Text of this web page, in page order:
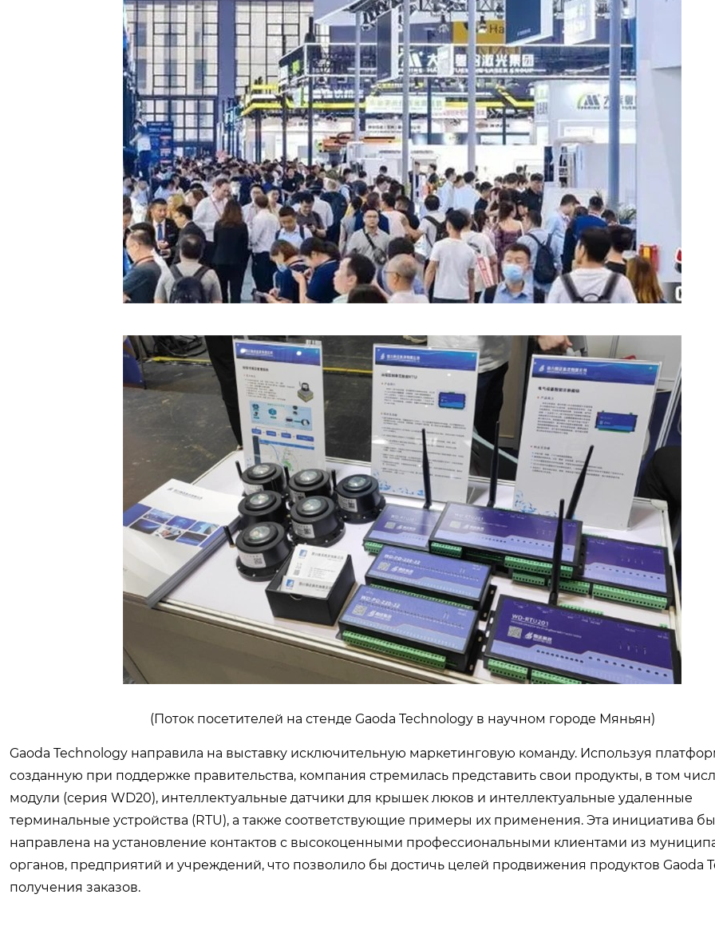
(Поток посетителей на стенде Gaoda Technology в научном городе Мяньян)
Gaoda Technology направила на выставку исключительную маркетинговую команду. Используя
созданную при поддержке правительства, компания стремилась представить свои продукты, в том
модули (серия WD20), интеллектуальные датчики для крышек люков и интеллектуальные удаленные
терминальные устройства (RTU), а также соответствующие примеры их применения. Эта инициатива
направлена на установление контактов с высокоценными профессиональными клиентами из
органов, предприятий и учреждений, что позволило бы достичь целей продвижения продуктов Gaoda
получения заказов.